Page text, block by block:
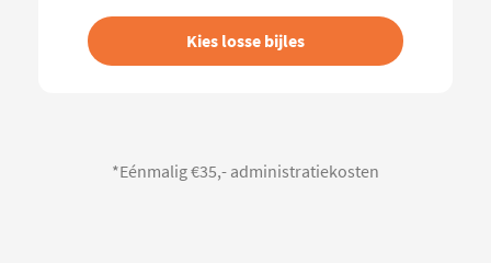
Kies losse bijles
*Eénmalig €35,- administratiekosten